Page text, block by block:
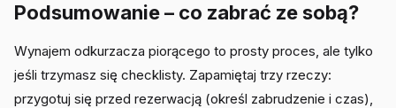
Podsumowanie – co zabrać ze sobą?
Wynajem odkurzacza piorącego to prosty proces, ale tylko
jeśli trzymasz się checklisty. Zapamiętaj trzy rzeczy:
przygotuj się przed rezerwacją (określ zabrudzenie i czas),